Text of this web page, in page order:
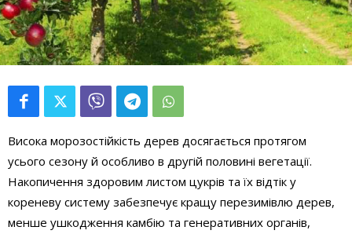
Висока морозостійкість дерев досягається протягом
усього сезону й особливо в другій половині вегетації.
Накопичення здоровим листом цукрів та їх відтік у
кореневу систему забезпечує кращу перезимівлю дерев,
менше ушкодження камбію та генеративних органів,